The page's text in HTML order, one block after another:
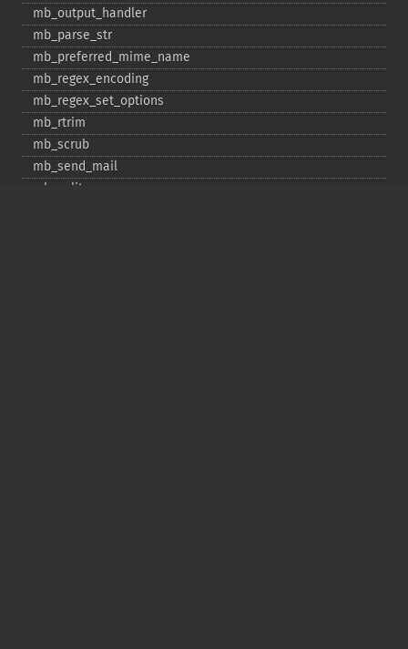
mb_​output_​handler
mb_​parse_​str
mb_​preferred_​mime_​name
mb_​regex_​encoding
mb_​regex_​set_​options
mb_​rtrim
mb_​scrub
mb_​send_​mail
mb_​split